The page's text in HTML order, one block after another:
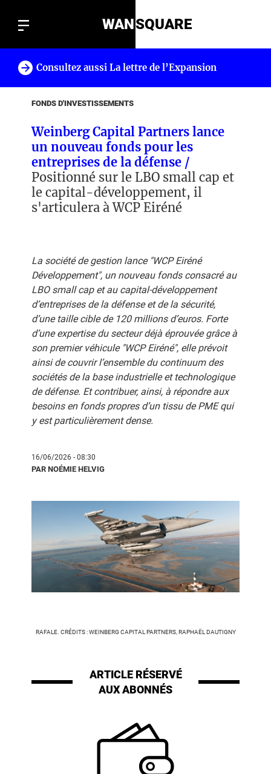
WANSQUARE
Consultez aussi La lettre de l’Expansion
FONDS D'INVESTISSEMENTS
Weinberg Capital Partners lance
un nouveau fonds pour les
entreprises de la défense /
Positionné sur le LBO small cap et
le capital-développement, il
s'articulera à WCP Eiréné
La société de gestion lance "WCP Eiréné
Développement", un nouveau fonds consacré au
LBO small cap et au capital-développement
d’entreprises de la défense et de la sécurité,
d’une taille cible de 120 millions d’euros. Forte
d’une expertise du secteur déjà éprouvée grâce à
son premier véhicule "WCP Eiréné", elle prévoit
ainsi de couvrir l’ensemble du continuum des
sociétés de la base industrielle et technologique
de défense. Et contribuer, ainsi, à répondre aux
besoins en fonds propres d’un tissu de PME qui
y est particulièrement dense.
16/06/2026 - 08:30
PAR NOÉMIE HELVIG
RAFALE. CRÉDITS : WEINBERG CAPITAL PARTNERS, RAPHAËL DAUTIGNY
ARTICLE RÉSERVÉ
AUX ABONNÉS